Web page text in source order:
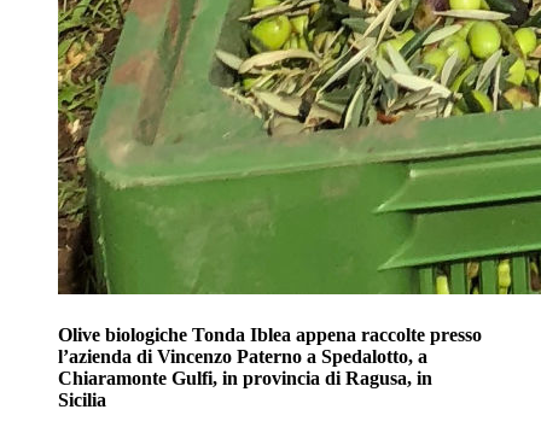
Olive biologiche Tonda Iblea appena raccolte presso
l’azienda di Vincenzo Paterno a Spedalotto, a
Chiaramonte Gulfi, in provincia di Ragusa, in
Sicilia